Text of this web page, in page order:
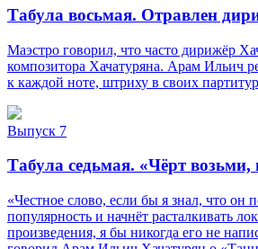
Табула восьмая. Отравлен
Маэстро говорил, что часто дирижёр
композитора Хачатуряна. Арам Ильич
к каждой ноте, штриху в своих
Выпуск 7
Табула седьмая. «Чёрт возьми,
«Честное слово, если бы я знал, что он
популярность и начнёт расталкивать
произведения, я бы никогда его не